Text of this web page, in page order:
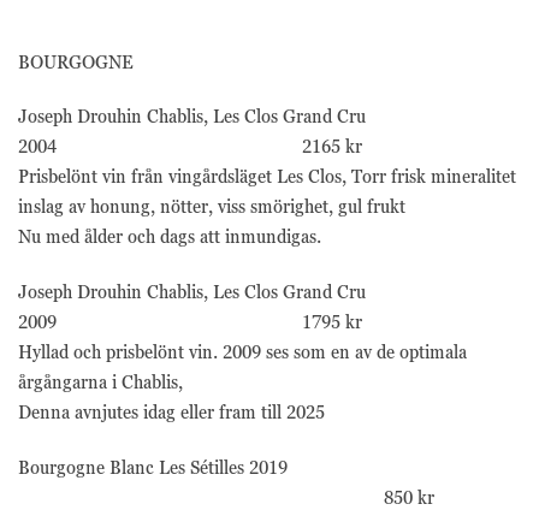
BOURGOGNE
Joseph Drouhin Chablis, Les Clos Grand Cru
2004 2165 kr
Prisbelönt vin från vingårdsläget Les Clos, Torr frisk mineralitet
inslag av honung, nötter, viss smörighet, gul frukt
Nu med ålder och dags att inmundigas.
Joseph Drouhin Chablis, Les Clos Grand Cru
2009 1795 kr
Hyllad och prisbelönt vin. 2009 ses som en av de optimala
årgångarna i Chablis,
Denna avnjutes idag eller fram till 2025
Bourgogne Blanc Les Sétilles 2019
850 kr